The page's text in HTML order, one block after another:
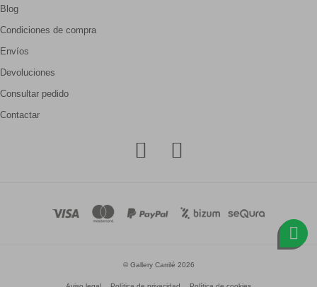
Blog
Condiciones de compra
Envíos
Devoluciones
Consultar pedido
Contactar
© Gallery Carrilé 2026